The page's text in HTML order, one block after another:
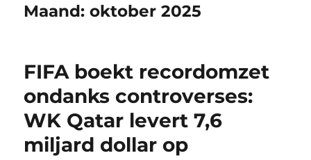
Maand:oktober 2025
FIFA boekt recordomzet
ondanks controverses:
WK Qatar levert 7,6
miljard dollar op